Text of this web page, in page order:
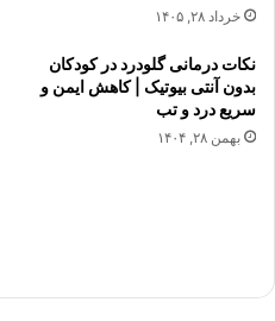
خرداد ۲۸, ۱۴۰۵
نکات درمانی گلودرد در کودکان
بدون آنتی بیوتیک | کاهش ایمن و
سریع درد و تب
بهمن ۲۸, ۱۴۰۴